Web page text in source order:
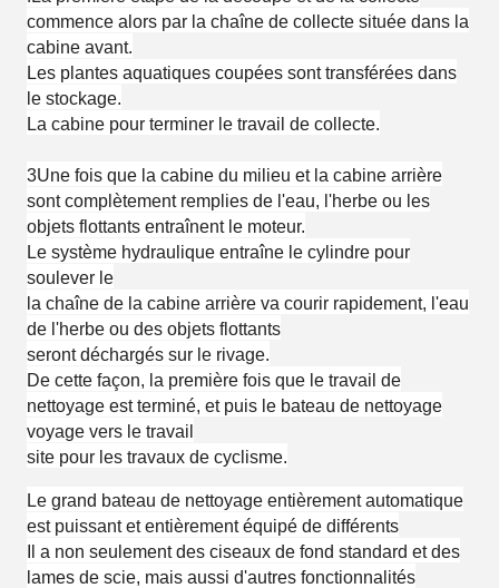
commence alors par la chaîne de collecte située dans la
cabine avant.
Les plantes aquatiques coupées sont transférées dans
le stockage.
La cabine pour terminer le travail de collecte.
3Une fois que la cabine du milieu et la cabine arrière
sont complètement remplies de l'eau, l'herbe ou les
objets flottants entraînent le moteur.
Le système hydraulique entraîne le cylindre pour
soulever le
la chaîne de la cabine arrière va courir rapidement, l'eau
de l'herbe ou des objets flottants
seront déchargés sur le rivage.
De cette façon, la première fois que le travail de
nettoyage est terminé, et puis le bateau de nettoyage
voyage vers le travail
site pour les travaux de cyclisme.
Le grand bateau de nettoyage entièrement automatique
est puissant et entièrement équipé de différents
Il a non seulement des ciseaux de fond standard et des
lames de scie, mais aussi d'autres fonctionnalités